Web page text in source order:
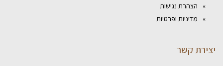
הצהרת נגישות
מדיניות ופרטיות
יצירת קשר